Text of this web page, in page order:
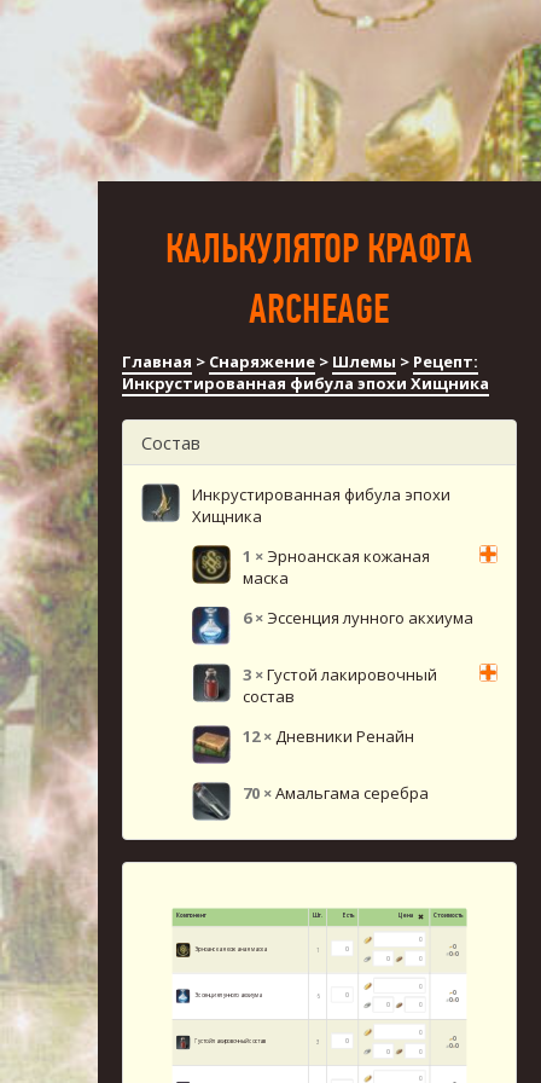
КАЛЬКУЛЯТОР КРАФТА
ARCHEAGE
Главная > Снаряжение > Шлемы > Рецепт:
Инкрустированная фибула эпохи Хищника
Состав
Инкрустированная фибула эпохи
Хищника
1 × Эрноанская кожаная
маска
6 × Эссенция лунного акхиума
3 ×Густой лакировочный
состав
12 ×Дневники Ренайн
70 ×Амальгама серебра